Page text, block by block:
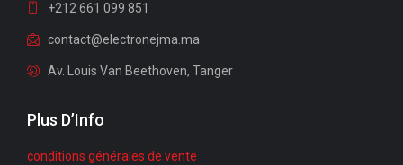
+212 661 099 851
contact@electronejma.ma
Av. Louis Van Beethoven, Tanger
Plus D’Info
conditions générales de vente